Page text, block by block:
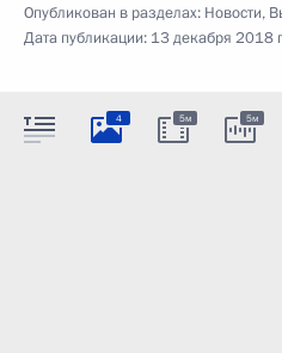
Опубликован в разделах: Новости,
Дата публикации: 13 декабря 2018
4 5м 5м